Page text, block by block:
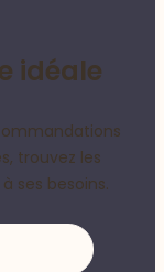
idéale
trouvez les
ses besoins.